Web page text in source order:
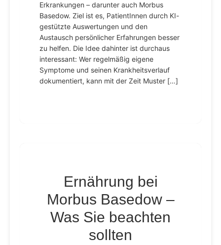
Erkrankungen – darunter auch Morbus
Basedow. Ziel ist es, PatientInnen durch KI-
gestützte Auswertungen und den
Austausch persönlicher Erfahrungen besser
zu helfen. Die Idee dahinter ist durchaus
interessant: Wer regelmäßig eigene
Symptome und seinen Krankheitsverlauf
dokumentiert, kann mit der Zeit Muster […]
Ernährung bei
Morbus Basedow –
Was Sie beachten
sollten